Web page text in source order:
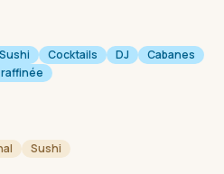
Sushi Cocktails DJ
Cabanes
Sushi